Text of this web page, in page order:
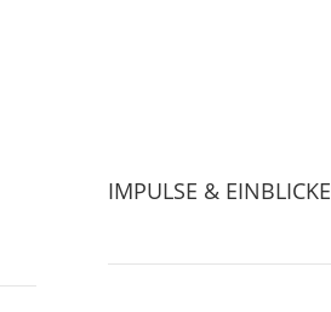
IMPULSE & EINBLICKE